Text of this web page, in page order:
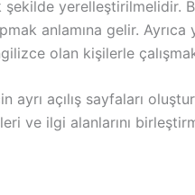
yerelleştirilmelidir.
anlamına gelir.
olan kişilerle
açılış sayfaları
ve ilgi alanlarını